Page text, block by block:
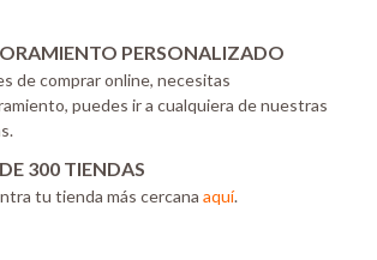
PERSONALIZADO
de comprar online, necesitas
puedes ir a cualquiera de nuestras
300 TIENDAS
tu tienda más cercana aquí.